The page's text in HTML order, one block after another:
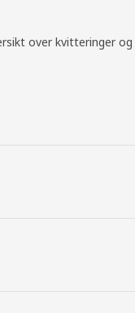
over kvitteringer og